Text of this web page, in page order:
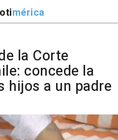
mérica
la Corte
concede la
hijos a un padre